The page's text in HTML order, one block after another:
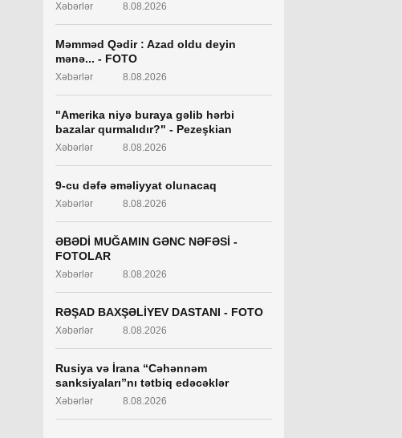
Xəbərlər 8.08.2026
Məmməd Qədir : Azad oldu deyin
mənə... - FOTO
Xəbərlər 8.08.2026
"Amerika niyə buraya gəlib hərbi
bazalar qurmalıdır?" - Pezeşkian
Xəbərlər 8.08.2026
9-cu dəfə əməliyyat olunacaq
Xəbərlər 8.08.2026
ƏBƏDİ MUĞAMIN GƏNC NƏFƏSİ -
FOTOLAR
Xəbərlər 8.08.2026
RƏŞAD BAXŞƏLİYEV DASTANI - FOTO
Xəbərlər 8.08.2026
Rusiya və İrana “Cəhənnəm
sanksiyaları”nı tətbiq edəcəklər
Xəbərlər 8.08.2026